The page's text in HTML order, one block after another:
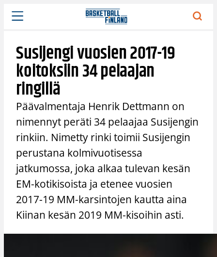
Siirry
sisältöön
Susijengi vuosien 2017-19
koitoksiin 34 pelaajan
ringillä
Päävalmentaja Henrik Dettmann on
nimennyt peräti 34 pelaajaa Susijengin
rinkiin. Nimetty rinki toimii Susijengin
perustana kolmivuotisessa
jatkumossa, joka alkaa tulevan kesän
EM-kotikisoista ja etenee vuosien
2017-19 MM-karsintojen kautta aina
Kiinan kesän 2019 MM-kisoihin asti.